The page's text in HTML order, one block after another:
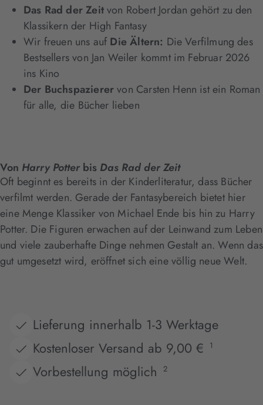
Das Rad der Zeitvon Robert Jordan gehört zu den
Klassikern der High Fantasy
Wir freuen uns auf Die Ältern: Die Verfilmung des
Bestsellers von Jan Weiler kommt im Februar 2026
ins Kino
Der Buchspazierervon Carsten Henn ist ein Roman
für alle, die Bücher lieben
Von Harry Potterbis Das Rad der Zeit
Oft beginnt es bereits in der Kinderliteratur, dass Bücher
verfilmt werden. Gerade der Fantasybereich bietet hier
eine Menge Klassiker von Michael Ende bis hin zu Harry
Potter. Die Figuren erwachen auf der Leinwand zum Leben
und viele zauberhafte Dinge nehmen Gestalt an. Wenn das
gut umgesetzt wird, eröffnet sich eine völlig neue Welt.
Lieferung innerhalb 1-3 Werktage
Kostenloser Versand ab 9,00 €
1
Vorbestellung möglich 2